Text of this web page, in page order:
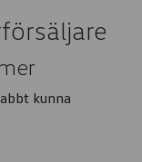
kunna